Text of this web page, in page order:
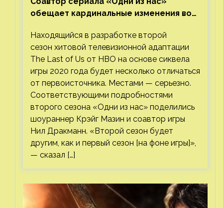
обещает кардинальные изменения во
Находящийся в разработке второй
сезон хитовой телевизионной адаптации
The Last of Us от HBO на основе сиквела
игры 2020 года будет несколько отличаться
от первоисточника. Местами — серьезно.
Соответствующими подробностями
второго сезона «Одни из нас» поделились
шоураннер Крэйг Мазин и соавтор игры
Нил Дракманн. «Второй сезон будет
другим, как и первый сезон [на фоне игры]»,
— сказал […]